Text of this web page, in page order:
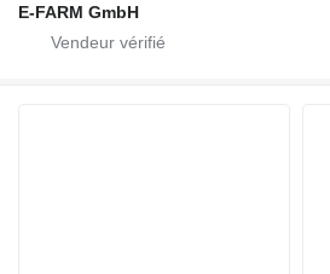
E-FARM GmbH